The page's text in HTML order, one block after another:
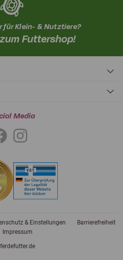
für Klein- & Nutztiere?
Futtershop!
Media
& Einstellungen
Barrierefreiheit
Impressum